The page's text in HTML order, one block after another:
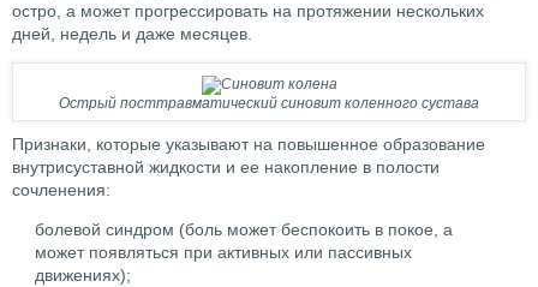
остро, а может прогрессировать на протяжении нескольких
дней, недель и даже месяцев.
Острый посттравматический синовит коленного сустава
Признаки, которые указывают на повышенное образование
внутрисуставной жидкости и ее накопление в полости
сочленения:
болевой синдром (боль может беспокоить в покое, а
может появляться при активных или пассивных
движениях);